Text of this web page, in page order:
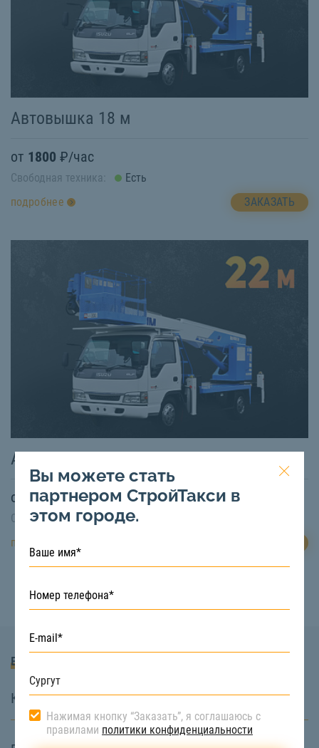
Автовышка 18 м
от 1800 ₽/час
Свободная техника:
Есть
подробнее
ЗАКАЗАТЬ
Автовышка 22 м
от 2000₽/час
Свободная техника:
Есть
подробнее
Вопросы и Ответы
Какие услуги вы предоставляете?
Вы можете стать
партнером СтройТакси в
этом городе.
Нажимая кнопку “Заказать”, я соглашаюсь с
правилами политики конфиденциальности